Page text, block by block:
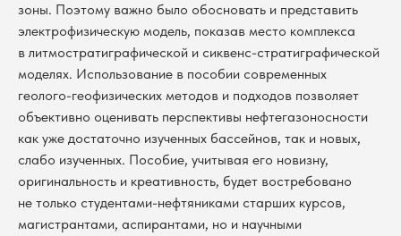
зоны. Поэтому важно было обосновать и представить
электрофизическую модель, показав место комплекса
в литмостратиграфической и сиквенс-стратиграфической
моделях. Использование в пособии современных
геолого-геофизических методов и подходов позволяет
объективно оценивать перспективы нефтегазоносности
как уже достаточно изученных бассейнов, так и новых,
слабо изученных. Пособие, учитывая его новизну,
оригинальность и креативность, будет востребовано
не только студентами-нефтяниками старших курсов,
магистрантами, аспирантами, но и научными